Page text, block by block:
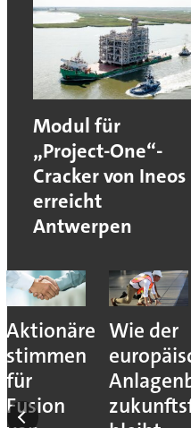
Modul für
„Project-One“-
Cracker von Ineos
erreicht
Antwerpen
Aktionäre
stimmen
für
Fusion
Wie der